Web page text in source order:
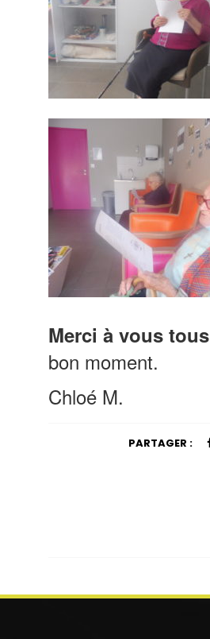
Merci à vous tous
bon moment.
Chloé M.
PARTAGER :